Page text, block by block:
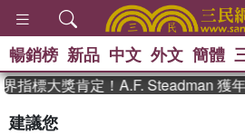
暢銷榜 新品 中文 外文 簡體
指標大獎肯定！A.F. Steadman 獲
建議您